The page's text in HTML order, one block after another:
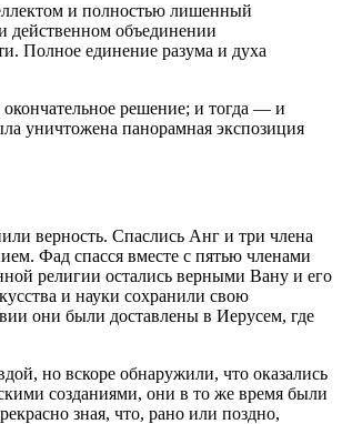
и полностью лишенный
действенном объединении
Полное единение разума и духа
окончательное решение; и тогда — и
уничтожена панорамная экспозиция
верность. Спаслись Анг и три члена
Фад спасся вместе с пятью членами
религии остались верными Вану и его
и науки сохранили свою
они были доставлены в Иерусем, где
но вскоре обнаружили, что оказались
созданиями, они в то же время были
зная, что, рано или поздно,